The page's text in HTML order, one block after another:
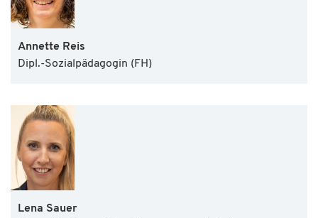
Annette Reis
Dipl.-Sozialpädagogin (FH)
Lena Sauer